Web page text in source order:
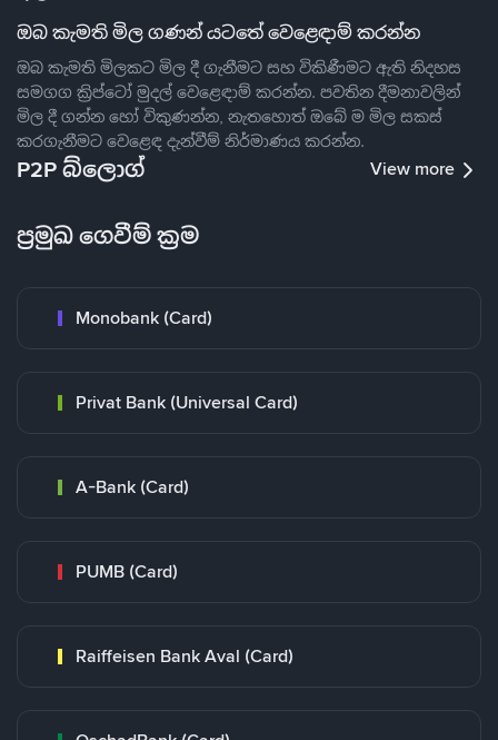
ඔබ කැමති මිල ගණන් යටතේ වෙළෙඳාම් කරන්න
ඔබ කැමති මිලකට මිල දී ගැනීමට සහ විකිණීමට ඇති නිදහස
සමගග ක්‍රිප්ටෝ මුදල් වෙළෙඳාම් කරන්න. පවතින දීමනාවලින්
මිල දී ගන්න හෝ විකුණන්න, නැතහොත් ඔබේ ම මිල සකස්
කරගැනීමට වෙළෙඳ දැන්වීම් නිර්මාණය කරන්න.
P2P බ්ලොග් View more
ප්‍රමුඛ ගෙවීම් ක්‍රම
Monobank (Card)
Privat Bank (Universal Card)
A-Bank (Card)
PUMB (Card)
Raiffeisen Bank Aval (Card)